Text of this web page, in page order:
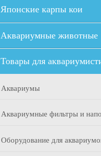
Японские карпы кои
Аквариумные животные
Товары для
Аквариумы
Аквариумные фильтры и
Оборудование для